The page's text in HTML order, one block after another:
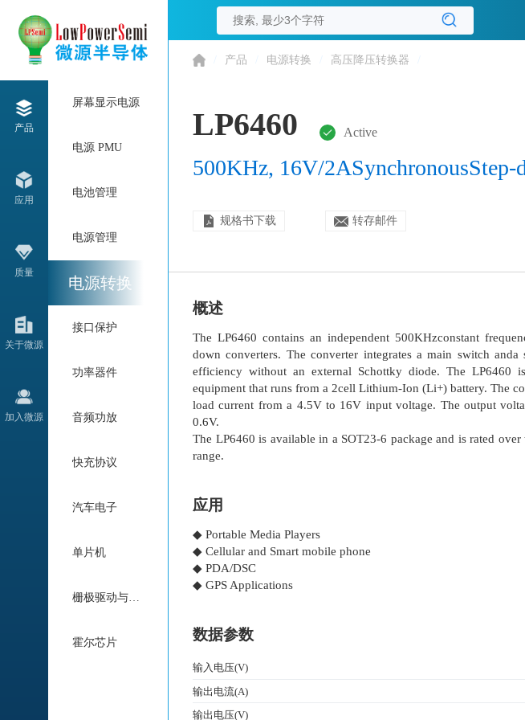
产品
应用
质量
关于微源
加入微源
屏幕显示电源
电源 PMU
电池管理
电源管理
电源转换
接口保护
功率器件
音频功放
快充协议
汽车电子
单片机
栅极驱动与电机驱动
霍尔芯片
产品 电源转换 高压降压转换器
LP6460 Active
500KHz, 16V/2ASynchronousStep-
规格书下载 转存邮件
概述
The LP6460 contains an independent 500KHzconstant
down converters. The converter integrates a main switch
efficiency without an external Schottky diode. The LP6460
equipment that runs from a 2cell Lithium-Ion (Li+) battery. The
load current from a 4.5V to 16V input voltage. The output
0.6V.
The LP6460 is available in a SOT23-6 package and is rated
range.
应用
◆ Portable Media Players
◆ Cellular and Smart mobile phone
◆ PDA/DSC
◆ GPS Applications
数据参数
输入电压(V)
输出电流(A)
输出电压(V)